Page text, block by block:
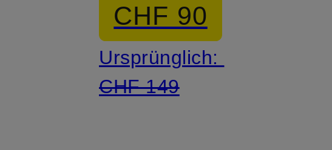
CHF 90
Ursprünglich:
CHF 149